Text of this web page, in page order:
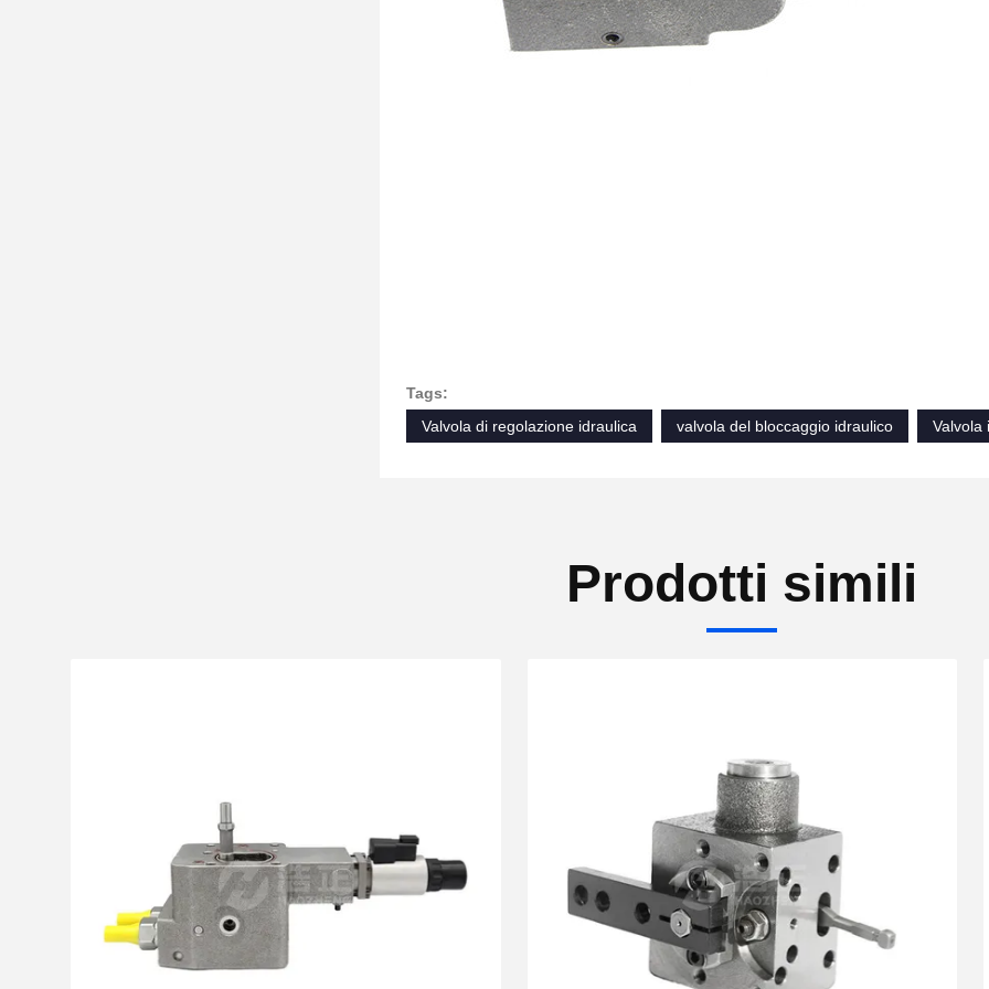
Tags:
Valvola di regolazione idraulica
valvola del bloccaggio idraulico Valvola
Prodotti simili